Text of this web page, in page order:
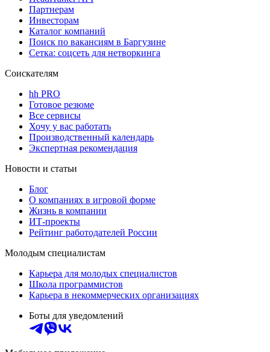
Партнерам
Инвесторам
Каталог компаний
Поиск по вакансиям в Баргузине
Сетка: соцсеть для нетворкинга
Соискателям
hh PRO
Готовое резюме
Все сервисы
Хочу у вас работать
Производственный календарь
Экспертная рекомендация
Новости и статьи
Блог
О компаниях в игровой форме
Жизнь в компании
ИТ-проекты
Рейтинг работодателей России
Молодым специалистам
Карьера для молодых специалистов
Школа программистов
Карьера в некоммерческих организациях
Боты для уведомлений